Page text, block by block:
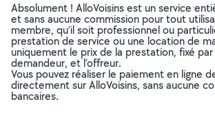
Absolument ! AlloVoisins est un service
et sans aucune commission pour tout
membre, qu’il soit professionnel ou
prestation de service ou une location de
uniquement le prix de la prestation, fixé par
demandeur, et l’offreur.
Vous pouvez réaliser le paiement en ligne
directement sur AlloVoisins, sans aucune
bancaires.